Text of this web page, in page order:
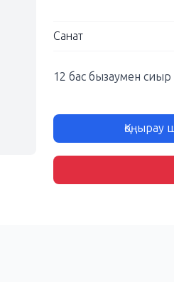
Санат
12 бас бызаумен
Қоңырау